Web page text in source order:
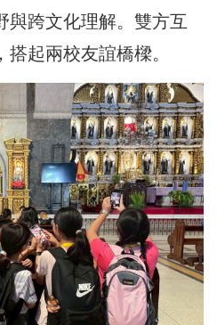
與跨文化理解。雙方互
起兩校友誼橋樑。